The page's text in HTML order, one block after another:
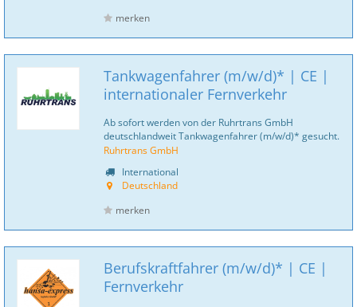
merken
Tankwagenfahrer (m/w/d)* | CE |
internationaler Fernverkehr
Ab sofort werden von der Ruhrtrans GmbH
deutschlandweit Tankwagenfahrer (m/w/d)* gesucht.
Ruhrtrans GmbH
International
Deutschland
merken
Berufskraftfahrer (m/w/d)* | CE |
Fernverkehr